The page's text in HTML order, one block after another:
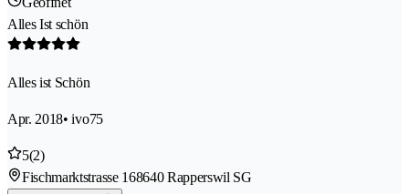
Alles Ist schön
Alles ist Schön
Apr. 2018• ivo75
5(2)
Fischmarktstrasse 168640 Rapperswil SG